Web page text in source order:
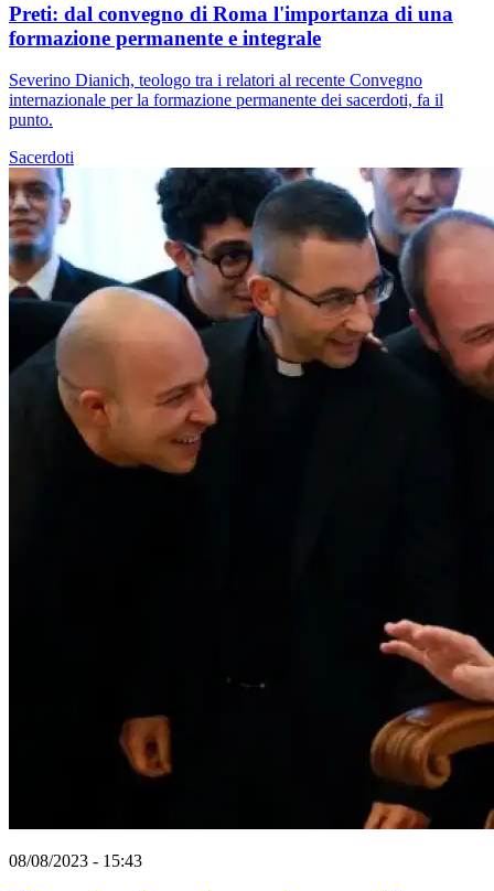
Preti: dal convegno di Roma l'importanza di una
formazione permanente e integrale
Severino Dianich, teologo tra i relatori al recente Convegno
internazionale per la formazione permanente dei sacerdoti, fa il
punto.
Sacerdoti
08/08/2023 - 15:43